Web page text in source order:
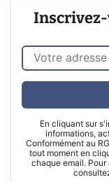
En cliquant sur
informations,
Conformément au
tout moment en
chaque email. Pour